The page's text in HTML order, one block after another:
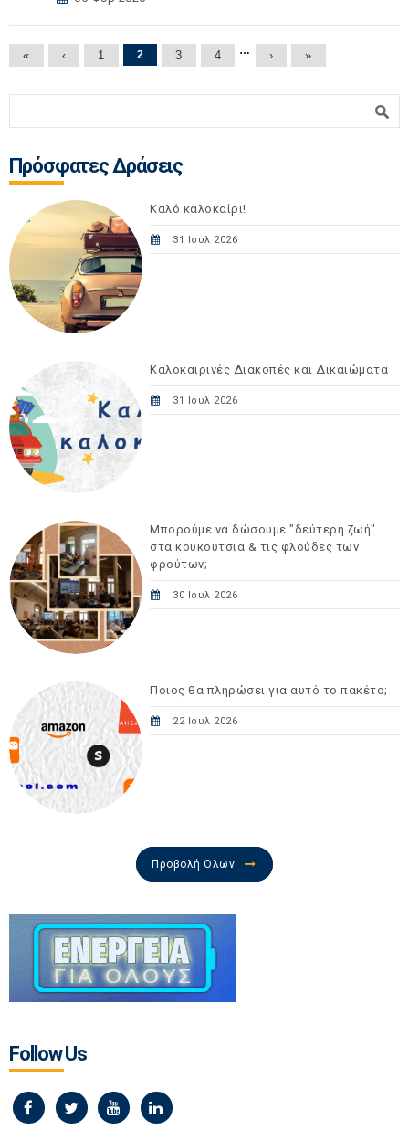
Σελίδες
« ‹ 1 2 3 4 … › »
Πρόσφατες Δράσεις
Καλό καλοκαίρι!
31 Ιουλ 2026
Καλοκαιρινές Διακοπές και Δικαιώματα
31 Ιουλ 2026
Μπορούμε να δώσουμε "δεύτερη ζωή"
στα κουκούτσια & τις φλούδες των
φρούτων;
30 Ιουλ 2026
Ποιος θα πληρώσει για αυτό το πακέτο;
22 Ιουλ 2026
Προβολή Όλων
Follow Us